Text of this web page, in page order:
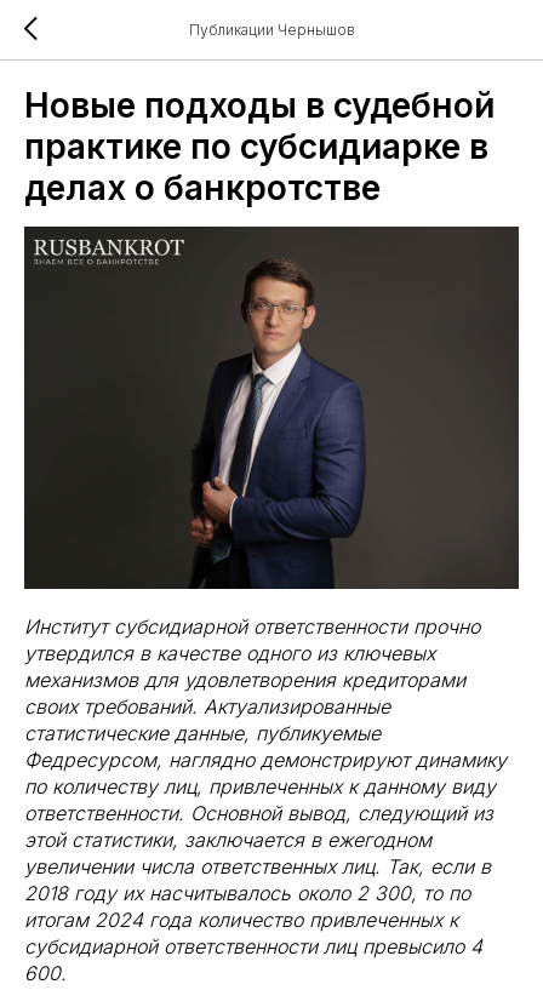
Публикации Чернышов
Новые подходы в судебной
практике по субсидиарке в
делах о банкротстве
Институт субсидиарной ответственности прочно
утвердился в качестве одного из ключевых
механизмов для удовлетворения кредиторами
своих требований. Актуализированные
статистические данные, публикуемые
Федресурсом, наглядно демонстрируют динамику
по количеству лиц, привлеченных к данному виду
ответственности. Основной вывод, следующий из
этой статистики, заключается в ежегодном
увеличении числа ответственных лиц. Так, если в
2018 году их насчитывалось около 2 300, то по
итогам 2024 года количество привлеченных к
субсидиарной ответственности лиц превысило 4
600.